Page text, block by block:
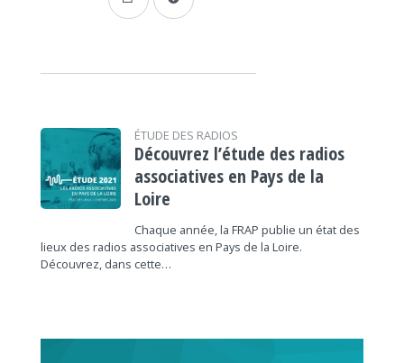
ÉTUDE DES RADIOS
Découvrez l’étude des radios
associatives en Pays de la
Loire
Chaque année, la FRAP publie un état des
lieux des radios associatives en Pays de la Loire.
Découvrez, dans cette…